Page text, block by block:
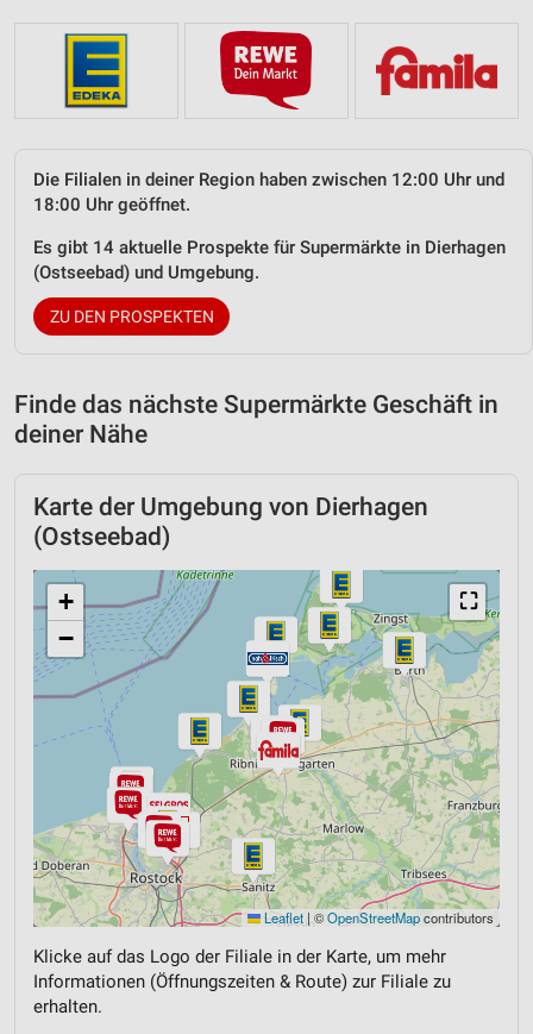
Die Filialen in deiner Region haben zwischen 12:00 Uhr und
18:00 Uhr geöffnet.
Es gibt 14 aktuelle Prospekte für Supermärkte in Dierhagen
(Ostseebad) und Umgebung.
ZU DEN PROSPEKTEN
Finde das nächste Supermärkte Geschäft in
deiner Nähe
Karte der Umgebung von Dierhagen
(Ostseebad)
⛶
+
−
Leaflet | ©OpenStreetMapcontributors
Klicke auf das Logo der Filiale in der Karte, um mehr
Informationen (Öffnungszeiten & Route) zur Filiale zu
erhalten.